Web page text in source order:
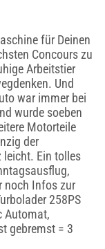
für Deinen
Concours zu
Arbeitstier
Und
war immer bei
wurde soeben
Motorteile
der
Ein tolles
noch Infos zur
258PS
Automat,
gebremst = 3